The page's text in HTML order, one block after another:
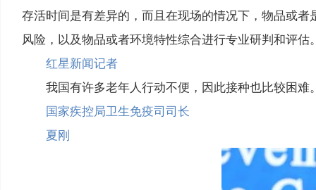
存活时间是有差异的，而且在现场的情况下，物品或
风险，以及物品或者环境特性综合进行专业研判和评
红星新闻记者
我国有许多老年人行动不便，因此接种也比较困
国家疾控局卫生免疫司司长
夏刚